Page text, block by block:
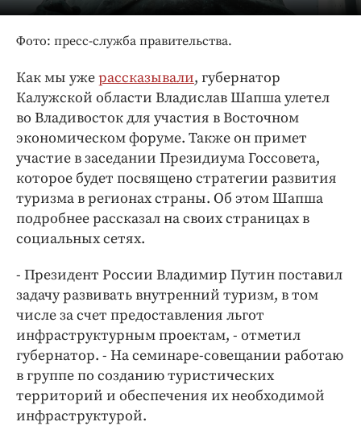
ПРОЕКТЫ
Блоги
Медиаперсона
Интересное чтиво
Клиника года
Бренд года
Работодатель года
Фото: пресс-служба правительства.
Как мы ужерассказывали, губернатор
Калужской области Владислав Шапша улетел
во Владивосток для участия в Восточном
экономическом форуме. Также он примет
участие в заседании Президиума Госсовета,
которое будет посвящено стратегии развития
туризма в регионах страны. Об этом Шапша
подробнее рассказал на своих страницах в
социальных сетях.
- Президент России Владимир Путин поставил
задачу развивать внутренний туризм, в том
числе за счет предоставления льгот
инфраструктурным проектам, - отметил
губернатор. - На семинаре-совещании работаю
в группе по созданию туристических
территорий и обеспечения их необходимой
инфраструктурой.